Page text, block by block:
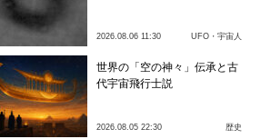
2026.08.06 11:30 UFO・宇宙人
世界の「空の神々」伝承と古
代宇宙飛行士説
2026.08.05 22:30 歴史